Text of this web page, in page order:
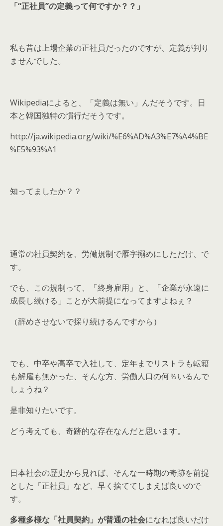
「“正社員”の定義って何ですか？？」
私も昔は上場企業の正社員だったのですが、定義が判り
ませんでした。
Wikipediaによると、「定義は無い」んだそうです。日
本と韓国独特の慣行だそうです。
http://ja.wikipedia.org/wiki/%E6%AD%A3%E7%A4%BE
%E5%93%A1
知ってましたか？？
通常の社員契約を、労働規制で雁字搦めにしただけ、で
す。
でも、この規制って、「終身雇用」と、「企業が永遠に
成長し続ける」ことが大前提になってますよねぇ？
（辞めさせないで採り続けるんですから）
でも、中卒や高卒で入社して、定年までリストラも転籍
も解雇も無かった、そんな方、労働人口の何％いるんで
しょうね？
是非知りたいです。
どう考えても、奇跡的な存在なんだと思います。
日本社会の歴史から見れば、そんな一時期の奇跡を前提
とした「正社員」など、早く捨ててしまえば良いので
す。
多種多様な「社員契約」が普通の社会になれば良いだけ